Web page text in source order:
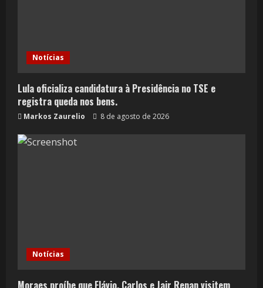
Notícias
Lula oficializa candidatura à Presidência no TSE e
registra queda nos bens.
Markos Zaurelio 8 de agosto de 2026
Notícias